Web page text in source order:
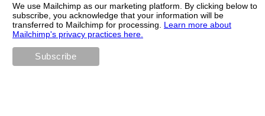
We use Mailchimp as our marketing platform. By clicking below to
subscribe, you acknowledge that your information will be
transferred to Mailchimp for processing. Learn more about
Mailchimp's privacy practices here.